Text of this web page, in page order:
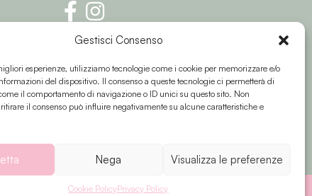
Gestisci Consenso
esperienze, utilizziamo tecnologie come i cookie per memorizzare e/o
del dispositivo. Il consenso a queste tecnologie ci permetterà di
il comportamento di navigazione o ID unici su questo sito. Non
il consenso può influire negativamente su alcune caratteristiche e
Nega Visualizza le preferenze
Cookie PolicyPrivacy Policy